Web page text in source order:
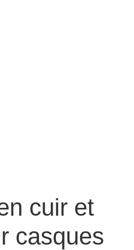
cuir et
casques